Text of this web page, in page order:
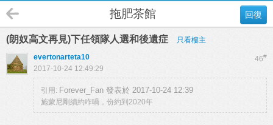
回復
拖肥茶館
(朗奴高文再見)下任領隊人選和後遺症 只看樓主
46#
evertonarteta10
2017-10-24 12:49:29
引用: Forever_Fan 發表於 2017-10-24 12:39
施蒙尼剛續約咋喎，份約到2020年